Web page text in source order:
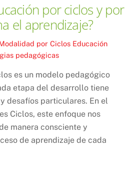
por ciclos y por
el aprendizaje?
por Ciclos Educación
pedagógicas
es un modelo pedagógico
etapa del desarrollo tiene
desafíos particulares. En el
Ciclos, este enfoque nos
manera consciente y
de aprendizaje de cada